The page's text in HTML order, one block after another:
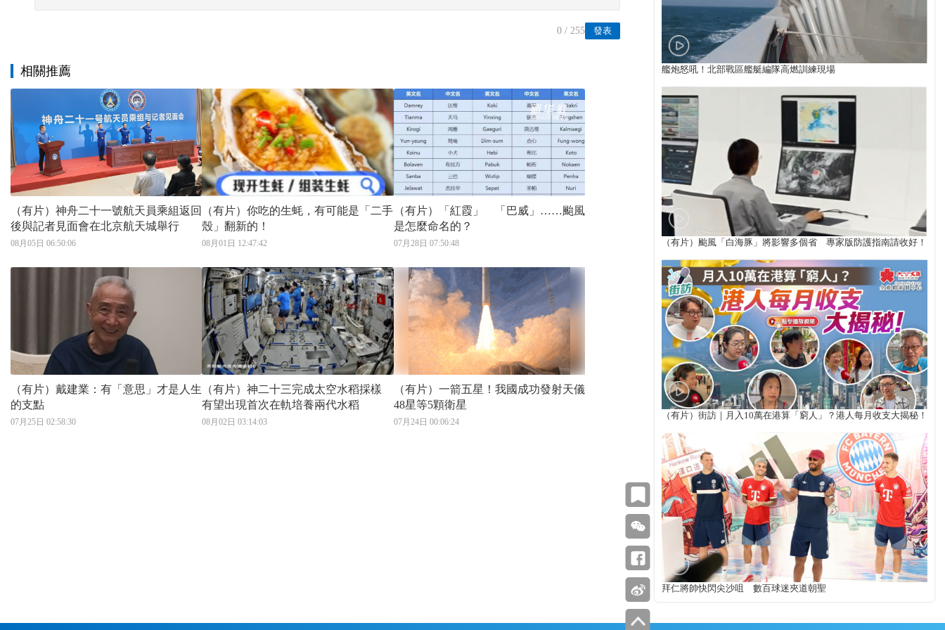
發表
0 / 255
相關推薦
（有片）神舟二十一號航天員乘組返回
後與記者見面會在北京航天城舉行
08月05日 06:50:06
（有片）你吃的生蚝，有可能是「二手
殼」翻新的！
08月01日 12:47:42
（有片）「紅霞」 「巴威」……颱風
是怎麼命名的？
07月28日 07:50:48
（有片）戴建業：有「意思」才是人生
的支點
07月25日 02:58:30
（有片）神二十三完成太空水稻採樣
有望出現首次在軌培養兩代水稻
08月02日 03:14:03
（有片）一箭五星！我國成功發射天儀
48星等5顆衛星
07月24日 00:06:24
艦炮怒吼！北部戰區艦艇編隊高燃訓練現場
（有片）颱風「白海豚」將影響多個省 專家版防護指南請收好！
（有片）街訪｜月入10萬在港算「窮人」？港人每月收支大揭秘！
拜仁將帥快閃尖沙咀 數百球迷夾道朝聖